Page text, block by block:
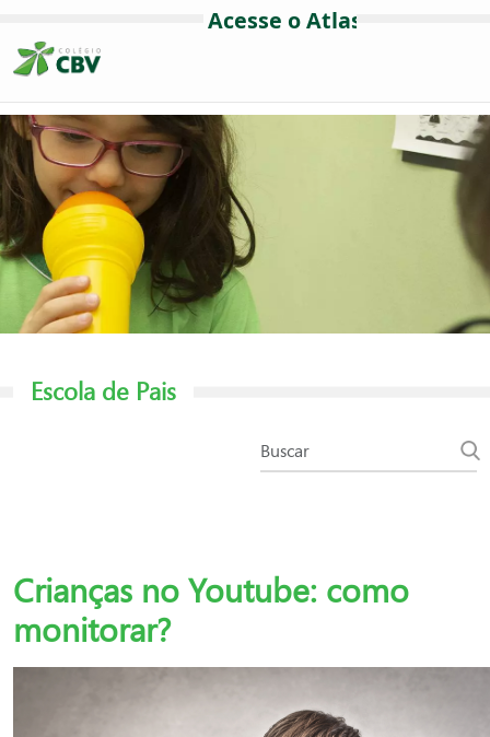
Escola de Pais
Crianças no Youtube: como
monitorar?